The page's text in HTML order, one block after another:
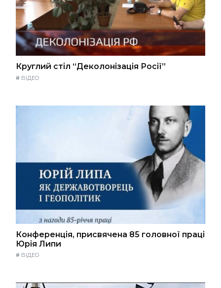
Круглий стіл “Деколонізація Росії”
# ВІДЕО
Конференція, присвячена 85 головної праці
Юрія Липи
# ВІДЕО